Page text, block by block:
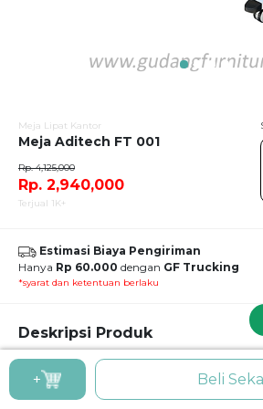
Meja Lipat Kantor
Meja Aditech FT 001
Rp. 2,940,000
Rp. 4,125,000
Terjual 1K+
Estimasi Biaya Pengiriman
Hanya Rp 60.000 dengan GF Trucking
*syarat dan ketentuan berlaku
Deskripsi Produk
Meja Aditech FT 001
Meja Lipat Kantor / Meja Banquet / Meja
+ Beli